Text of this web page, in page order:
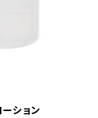
ション